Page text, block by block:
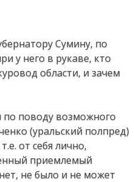
Сумину, по
у него в рукаве, кто
области, и зачем
по поводу возможного
(уральский полпред)
от себя лично,
приемлемый
не было и не может